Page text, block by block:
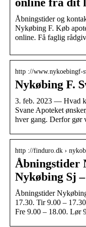
Åbningstider og
Nykøbing F. Køb
online. Få faglig
http ://www.nykoebingf-
Nykøbing F.
3. feb. 2023 — Hvad
Svane Apoteket
hver gang. Derfor
http ://finduro.dk ›
Åbningstider
Nykøbing Sj
Åbningstider
17.30. Tir 9.00 –
Fre 9.00 – 18.00. Lør